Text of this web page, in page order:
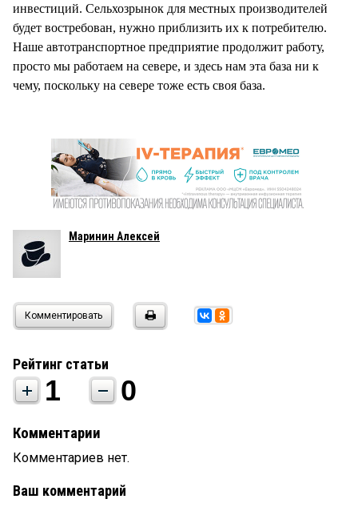
инвестиций. Сельхозрынок для местных производителей
будет востребован, нужно приблизить их к потребителю.
Наше автотранспортное предприятие продолжит работу,
просто мы работаем на севере, и здесь нам эта база ни к
чему, поскольку на севере тоже есть своя база.
Маринин Алексей
Комментировать
Рейтинг статьи
1 0
Комментарии
Комментариев нет.
Ваш комментарий